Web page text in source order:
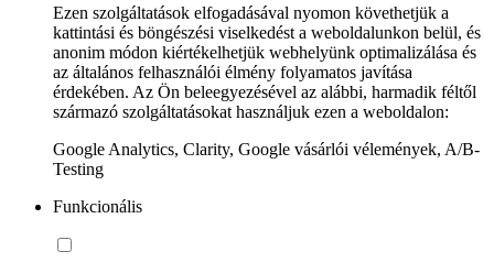
Ezen szolgáltatások elfogadásával nyomon követhetjük a
kattintási és böngészési viselkedést a weboldalunkon belül, és
anonim módon kiértékelhetjük webhelyünk optimalizálása és
az általános felhasználói élmény folyamatos javítása
érdekében. Az Ön beleegyezésével az alábbi, harmadik féltől
származó szolgáltatásokat használjuk ezen a weboldalon:
Google Analytics, Clarity, Google vásárlói vélemények, A/B-
Testing
Funkcionális